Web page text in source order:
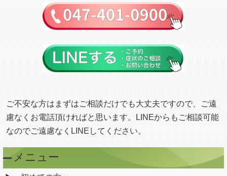
ご不安な方はまずはご相談だけでも大丈夫ですので、ご遠
慮なくお電話頂ければと思います。LINEからもご相談可能
なのでご遠慮なくLINEしてください。
メニュー